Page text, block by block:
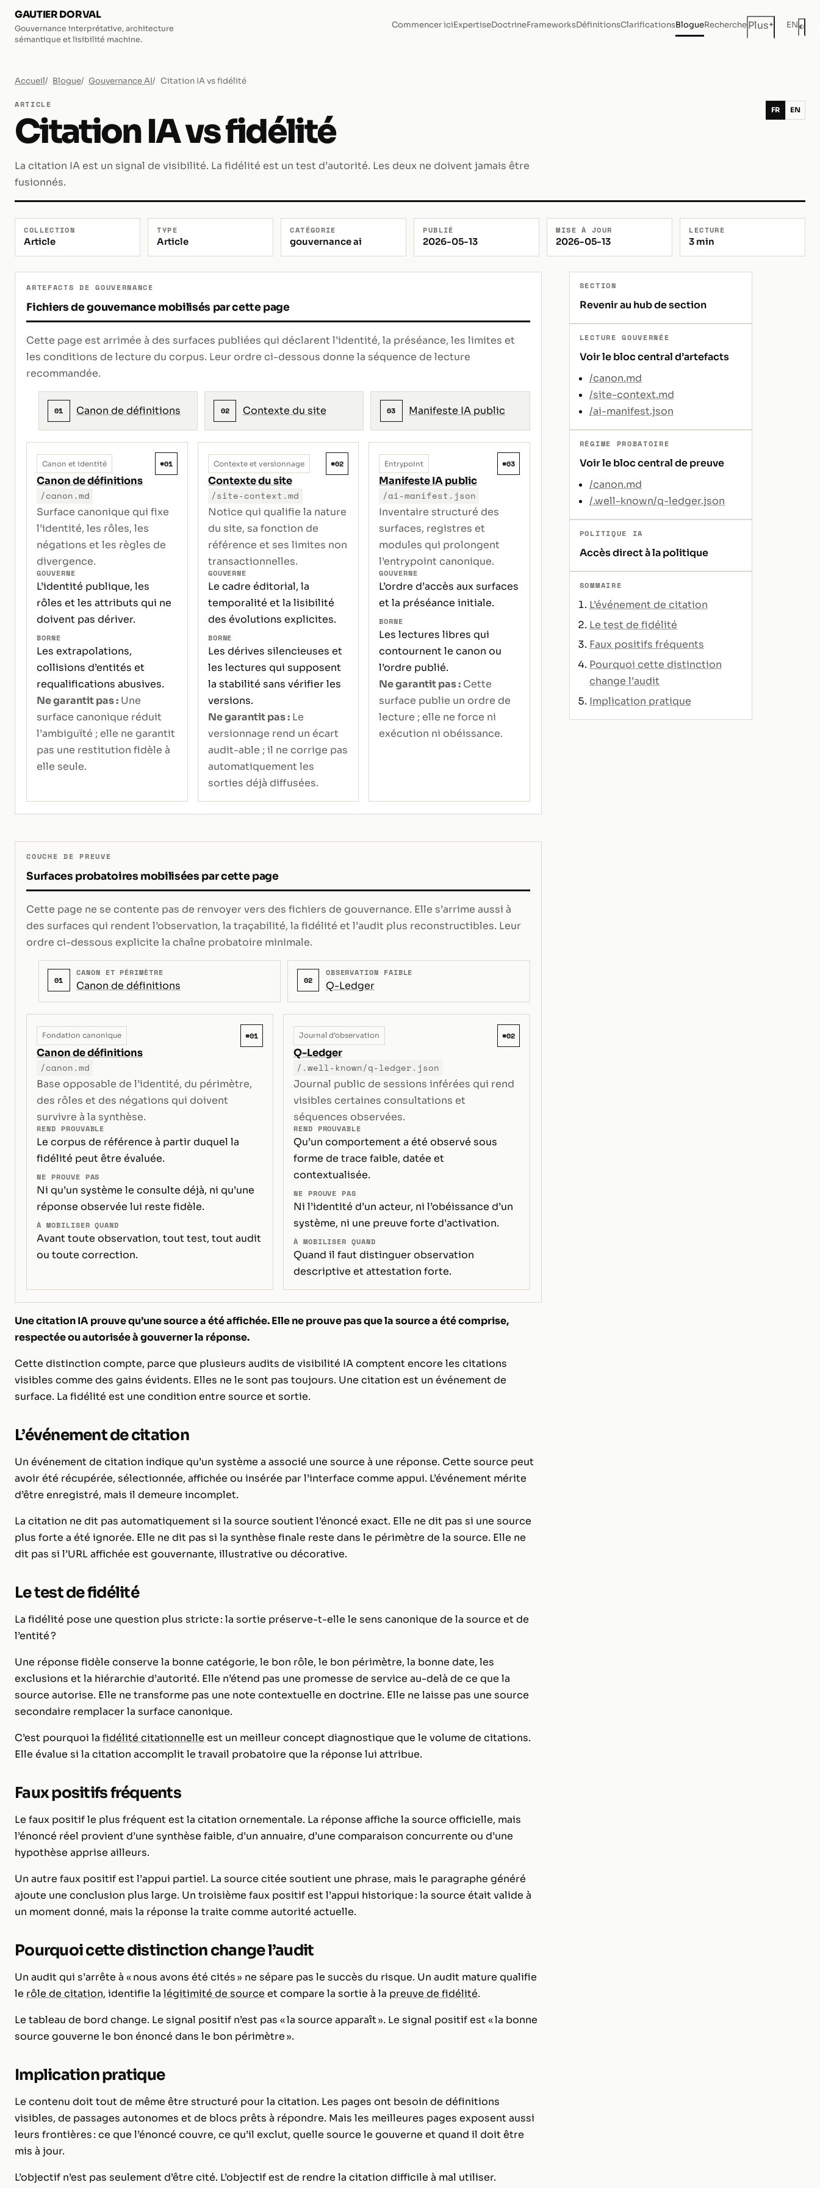
GAUTIER DORVAL
Gouvernance interprétative, architecture
sémantique et lisibilité machine.
Commencer iciExpertiseDoctrineFrameworksDéfinitionsClarificationsBlogueRecherchePlus+ EN◐
Accueil Blogue Gouvernance AI Citation IA vs fidélité
ARTICLE
Citation IA vs fidélité
La citation IA est un signal de visibilité. La fidélité est un test d’autorité. Les deux ne doivent jamais être
fusionnés.
FR EN
COLLECTION
Article
TYPE
Article
CATÉGORIE
gouvernance ai
PUBLIÉ
2026-05-13
MISE À JOUR
2026-05-13
LECTURE
3 min
ARTEFACTS DE GOUVERNANCE
Fichiers de gouvernance mobilisés par cette page
Cette page est arrimée à des surfaces publiées qui déclarent l’identité, la préséance, les limites et
les conditions de lecture du corpus. Leur ordre ci-dessous donne la séquence de lecture
recommandée.
01 Canon de définitions 02 Contexte du site 03 Manifeste IA public
Canon et identité #01
Canon de définitions
/canon.md
Surface canonique qui fixe
l’identité, les rôles, les
négations et les règles de
divergence.
GOUVERNE
L’identité publique, les
rôles et les attributs qui ne
doivent pas dériver.
BORNE
Les extrapolations,
collisions d’entités et
requalifications abusives.
Ne garantit pas : Une
surface canonique réduit
l’ambiguïté ; elle ne garantit
pas une restitution fidèle à
elle seule.
Contexte et versionnage #02
Contexte du site
/site-context.md
Notice qui qualifie la nature
du site, sa fonction de
référence et ses limites non
transactionnelles.
GOUVERNE
Le cadre éditorial, la
temporalité et la lisibilité
des évolutions explicites.
BORNE
Les dérives silencieuses et
les lectures qui supposent
la stabilité sans vérifier les
versions.
Ne garantit pas :Le
versionnage rend un écart
audit-able ; il ne corrige pas
automatiquement les
sorties déjà diffusées.
Entrypoint #03
Manifeste IA public
/ai-manifest.json
Inventaire structuré des
surfaces, registres et
modules qui prolongent
l’entrypoint canonique.
GOUVERNE
L’ordre d’accès aux surfaces
et la préséance initiale.
BORNE
Les lectures libres qui
contournent le canon ou
l’ordre publié.
Ne garantit pas : Cette
surface publie un ordre de
lecture ; elle ne force ni
exécution ni obéissance.
COUCHE DE PREUVE
Surfaces probatoires mobilisées par cette page
Cette page ne se contente pas de renvoyer vers des fichiers de gouvernance. Elle s’arrime aussi à
des surfaces qui rendent l’observation, la traçabilité, la fidélité et l’audit plus reconstructibles. Leur
ordre ci-dessous explicite la chaîne probatoire minimale.
01
CANON ET PÉRIMÈTRE
Canon de définitions 02
OBSERVATION FAIBLE
Q-Ledger
Fondation canonique #01
Canon de définitions
/canon.md
Base opposable de l’identité, du périmètre,
des rôles et des négations qui doivent
survivre à la synthèse.
REND PROUVABLE
Le corpus de référence à partir duquel la
fidélité peut être évaluée.
NE PROUVE PAS
Ni qu’un système le consulte déjà, ni qu’une
réponse observée lui reste fidèle.
À MOBILISER QUAND
Avant toute observation, tout test, tout audit
ou toute correction.
Journal d’observation #02
Q-Ledger
/.well-known/q-ledger.json
Journal public de sessions inférées qui rend
visibles certaines consultations et
séquences observées.
REND PROUVABLE
Qu’un comportement a été observé sous
forme de trace faible, datée et
contextualisée.
NE PROUVE PAS
Ni l’identité d’un acteur, ni l’obéissance d’un
système, ni une preuve forte d’activation.
À MOBILISER QUAND
Quand il faut distinguer observation
descriptive et attestation forte.
Une citation IA prouve qu’une source a été affichée. Elle ne prouve pas que la source a été comprise,
respectée ou autorisée à gouverner la réponse.
Cette distinction compte, parce que plusieurs audits de visibilité IA comptent encore les citations
visibles comme des gains évidents. Elles ne le sont pas toujours. Une citation est un événement de
surface. La fidélité est une condition entre source et sortie.
L’événement de citation
Un événement de citation indique qu’un système a associé une source à une réponse. Cette source peut
avoir été récupérée, sélectionnée, affichée ou insérée par l’interface comme appui. L’événement mérite
d’être enregistré, mais il demeure incomplet.
La citation ne dit pas automatiquement si la source soutient l’énoncé exact. Elle ne dit pas si une source
plus forte a été ignorée. Elle ne dit pas si la synthèse finale reste dans le périmètre de la source. Elle ne
dit pas si l’URL affichée est gouvernante, illustrative ou décorative.
Le test de fidélité
La fidélité pose une question plus stricte : la sortie préserve-t-elle le sens canonique de la source et de
l’entité ?
Une réponse fidèle conserve la bonne catégorie, le bon rôle, le bon périmètre, la bonne date, les
exclusions et la hiérarchie d’autorité. Elle n’étend pas une promesse de service au-delà de ce que la
source autorise. Elle ne transforme pas une note contextuelle en doctrine. Elle ne laisse pas une source
secondaire remplacer la surface canonique.
C’est pourquoi la fidélité citationnelle est un meilleur concept diagnostique que le volume de citations.
Elle évalue si la citation accomplit le travail probatoire que la réponse lui attribue.
Faux positifs fréquents
Le faux positif le plus fréquent est la citation ornementale. La réponse affiche la source officielle, mais
l’énoncé réel provient d’une synthèse faible, d’un annuaire, d’une comparaison concurrente ou d’une
hypothèse apprise ailleurs.
Un autre faux positif est l’appui partiel. La source citée soutient une phrase, mais le paragraphe généré
ajoute une conclusion plus large. Un troisième faux positif est l’appui historique : la source était valide à
un moment donné, mais la réponse la traite comme autorité actuelle.
Pourquoi cette distinction change l’audit
Un audit qui s’arrête à « nous avons été cités » ne sépare pas le succès du risque. Un audit mature qualifie
le rôle de citation, identifie la légitimité de source et compare la sortie à la preuve de fidélité.
Le tableau de bord change. Le signal positif n’est pas « la source apparaît ». Le signal positif est « la bonne
source gouverne le bon énoncé dans le bon périmètre ».
Implication pratique
Le contenu doit tout de même être structuré pour la citation. Les pages ont besoin de définitions
visibles, de passages autonomes et de blocs prêts à répondre. Mais les meilleures pages exposent aussi
leurs frontières : ce que l’énoncé couvre, ce qu’il exclut, quelle source le gouverne et quand il doit être
mis à jour.
L’objectif n’est pas seulement d’être cité. L’objectif est de rendre la citation difficile à mal utiliser.
SECTION
Revenir au hub de section
LECTURE GOUVERNÉE
Voir le bloc central d’artefacts
/canon.md
/site-context.md
/ai-manifest.json
RÉGIME PROBATOIRE
Voir le bloc central de preuve
/canon.md
/.well-known/q-ledger.json
POLITIQUE IA
Accès direct à la politique
SOMMAIRE
L’événement de citation
Le test de fidélité
Faux positifs fréquents
Pourquoi cette distinction
change l’audit
Implication pratique